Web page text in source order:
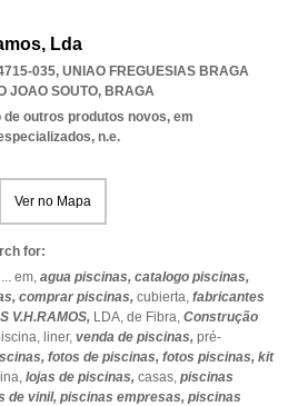
Lda
035, UNIAO FREGUESIAS BRAGA
JOAO SOUTO, BRAGA
outros produtos novos, em
n.e.
Ver no Mapa
for:
em, agua piscinas, catalogo piscinas,
comprar piscinas, cubierta, fabricantes
V.H.RAMOS, LDA, de Fibra, Construção
liner, venda de piscinas, pré-
fotos de piscinas, fotos piscinas, kit
lojas de piscinas, casas, piscinas
de vinil, piscinas empresas, piscinas